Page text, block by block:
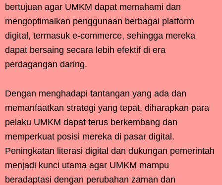
bertujuan agar UMKM dapat memahami dan
mengoptimalkan penggunaan berbagai platform
digital, termasuk e-commerce, sehingga mereka
dapat bersaing secara lebih efektif di era
perdagangan daring.
Dengan menghadapi tantangan yang ada dan
memanfaatkan strategi yang tepat, diharapkan para
pelaku UMKM dapat terus berkembang dan
memperkuat posisi mereka di pasar digital.
Peningkatan literasi digital dan dukungan pemerintah
menjadi kunci utama agar UMKM mampu
beradaptasi dengan perubahan zaman dan